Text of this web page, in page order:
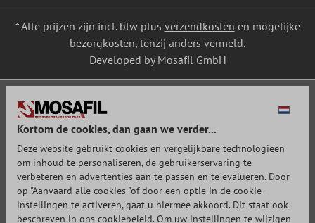
* Alle prijzen zijn incl. btw plus verzendkosten en mogelijke
bezorgkosten, tenzij anders vermeld.
Developed by Mosafil GmbH
Kortom de cookies, dan gaan we verder...
Deze website gebruikt cookies en vergelijkbare technologieën
om inhoud te personaliseren, de gebruikerservaring te
verbeteren en advertenties aan te passen en te evalueren. Door
op "Aanvaard alle cookies "of door een optie in de cookie-
instellingen te activeren, gaat u hiermee akkoord. Dit staat ook
beschreven in ons cookiebeleid. Om uw instellingen te wijzigen